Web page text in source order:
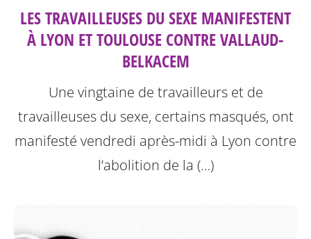
LES TRAVAILLEUSES DU SEXE MANIFESTENT
À LYON ET TOULOUSE CONTRE VALLAUD-
BELKACEM
Une vingtaine de travailleurs et de
travailleuses du sexe, certains masqués, ont
manifesté vendredi après-midi à Lyon contre
l’abolition de la (…)